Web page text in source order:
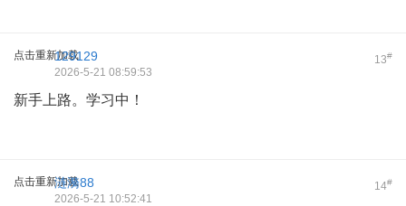
点击重新加载 13#
129129
2026-5-21 08:59:53
新手上路。学习中！
点击重新加载 14#
涟漪88
2026-5-21 10:52:41